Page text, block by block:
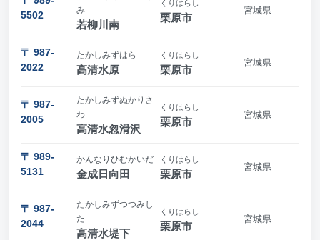
5502
み
若柳川南
くりはらし
栗原市
宮城県
〒 987-
2022
たかしみずはら
高清水原
くりはらし
栗原市
宮城県
〒 987-
2005
たかしみずぬかりさ
わ
高清水忽滑沢
くりはらし
栗原市
宮城県
〒 989-
5131
かんなりひむかいだ
金成日向田
くりはらし
栗原市
宮城県
〒 987-
2044
たかしみずつつみし
た
高清水堤下
くりはらし
栗原市
宮城県